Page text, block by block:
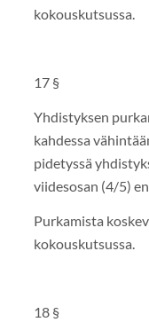
kokouskutsussa.
17 §
Yhdistyksen
kahdessa
pidetyssä
viidesosan (4/5)
Purkamista
kokouskutsussa.
18 §